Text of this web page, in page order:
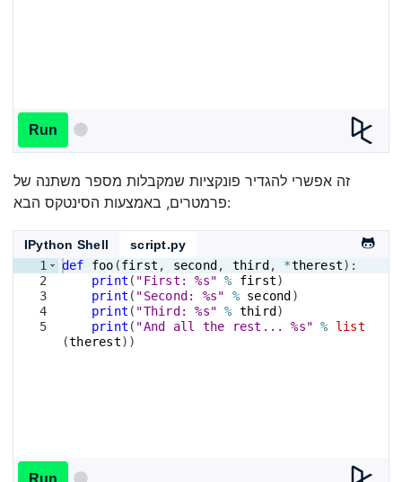
Run
זה אפשרי להגדיר פונקציות שמקבלות מספר משתנה של
פרמטרים, באמצעות הסינטקס הבא:
IPython Shell
script.py
1
2
3
4
5
def foo (first , second , third , *therest) :
print ( "First: %s" % first)
print ( "Second: %s" % second )
print ( "Third: %s" % third )
print ( "And all the rest... %s" %
list
(therest))